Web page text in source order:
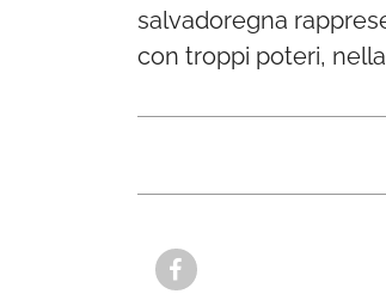
salvadoregna
con troppi poteri,